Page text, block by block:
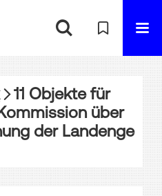
11 Objektefür
über
der Landenge